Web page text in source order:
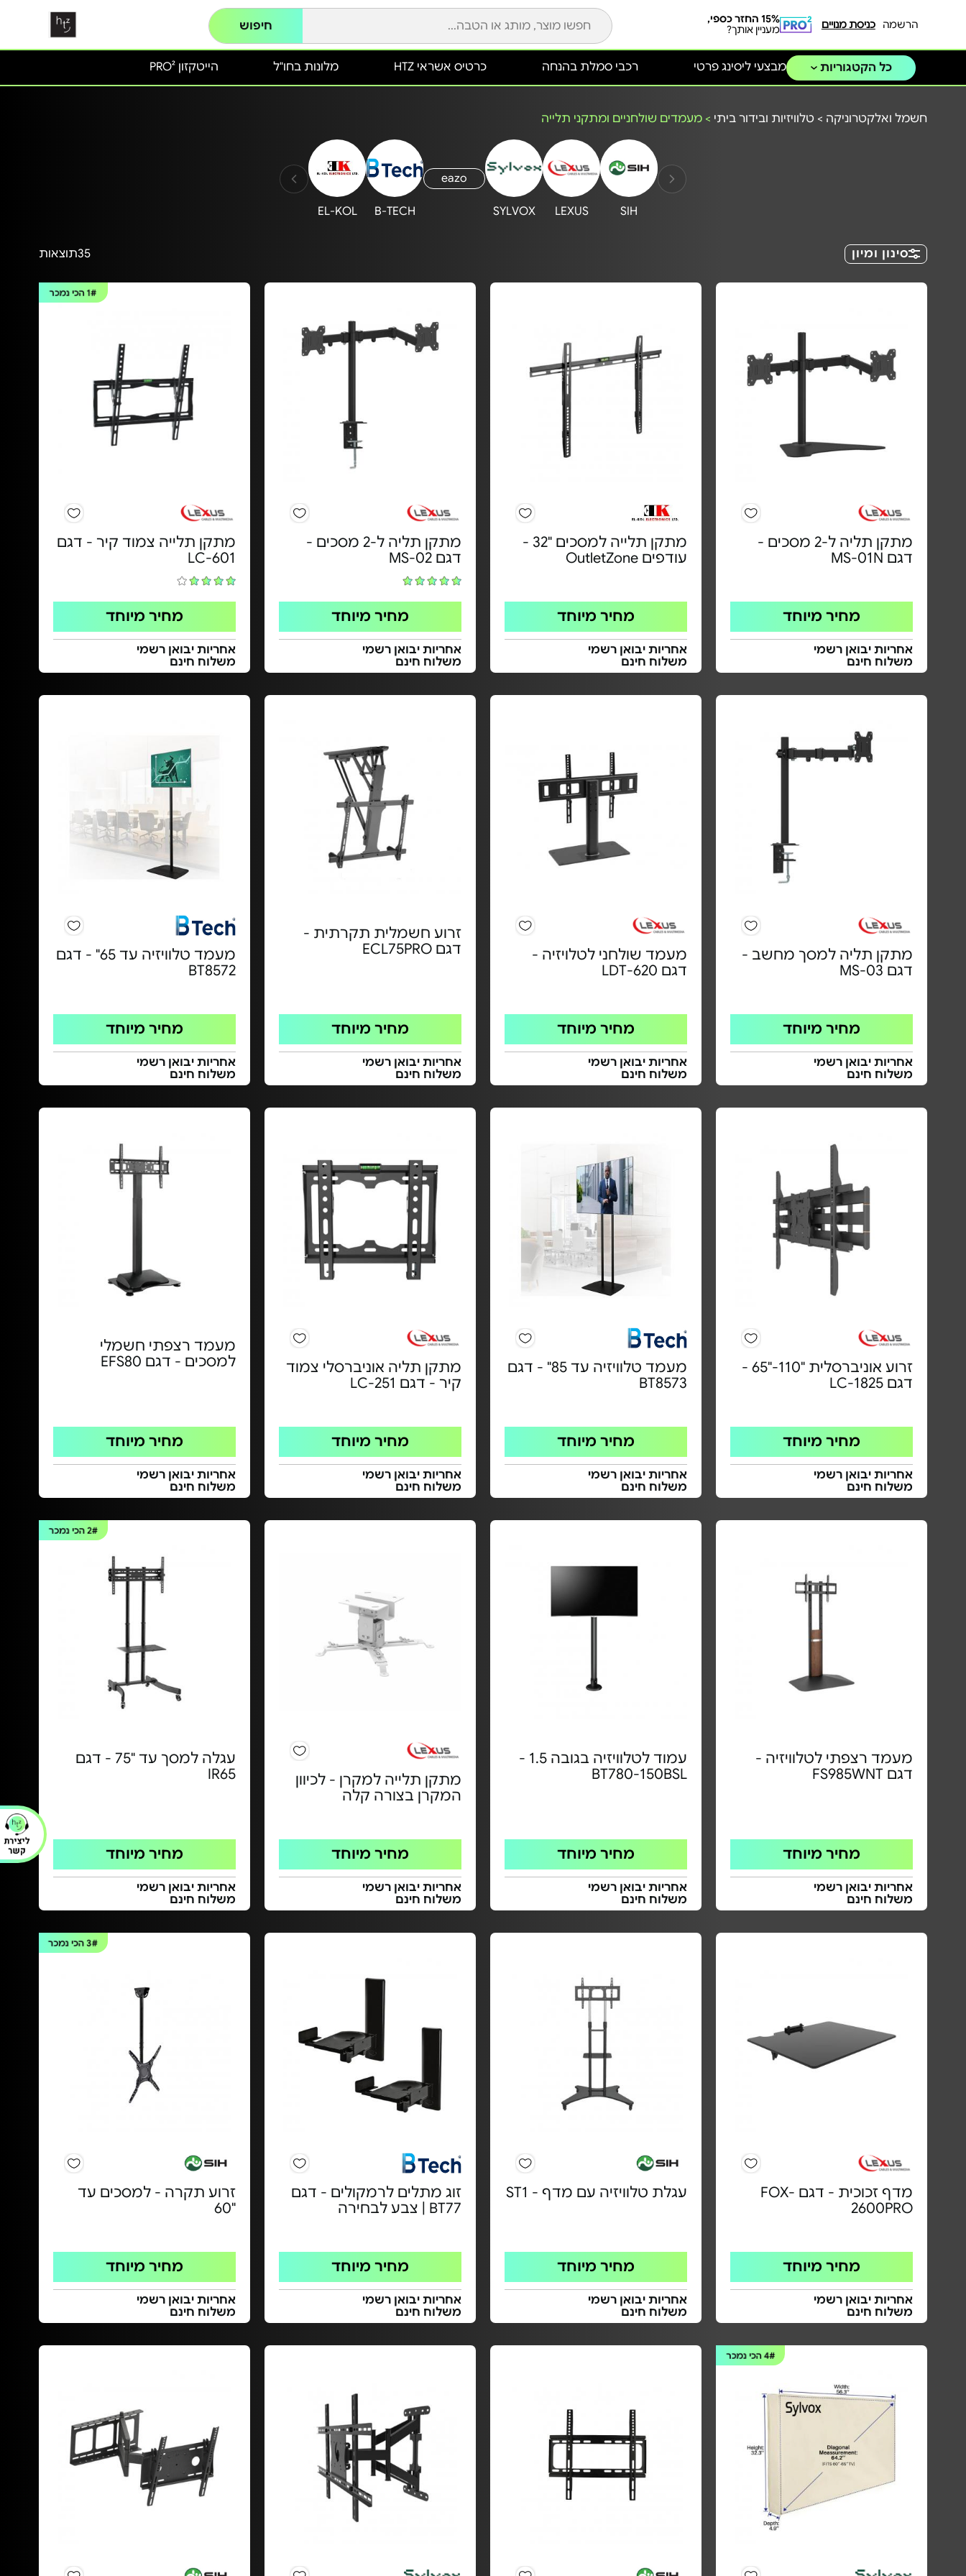
הרשמה כניסת מנויים
15% החזר כספי,
מעניין אותך?
חיפוש
כל הקטגוריות הייטקזון PRO² מלונות בחו"ל כרטיס אשראי HTZ מבצעי ליסינג פרטי רכבי סמלת בהנחה
חשמל ואלקטרוניקה > טלוויזיות ובידור ביתי > מעמדים שולחניים ומתקני תלייה
SIH
LEXUS
SYLVOX
eazo
B-TECH
EL-KOL
סינון ומיון 35תוצאות
מתקן תליה ל-2 מסכים -
דגם MS-01N
מחיר מיוחד
אחריות יבואן רשמי
משלוח חינם
מתקן תלייה למסכים "32 -
עודפים OutletZone
מחיר מיוחד
אחריות יבואן רשמי
משלוח חינם
מתקן תליה ל-2 מסכים -
דגם MS-02
מחיר מיוחד
אחריות יבואן רשמי
משלוח חינם
1#הכי נמכר
מתקן תלייה צמוד קיר - דגם
LC-601
מחיר מיוחד
אחריות יבואן רשמי
משלוח חינם
מתקן תליה למסך מחשב -
דגם MS-03
מחיר מיוחד
אחריות יבואן רשמי
משלוח חינם
מעמד שולחני לטלויזיה -
דגם LDT-620
מחיר מיוחד
אחריות יבואן רשמי
משלוח חינם
זרוע חשמלית תקרתית -
דגם ECL75PRO
מחיר מיוחד
אחריות יבואן רשמי
משלוח חינם
מעמד טלוויזיה עד 65" - דגם
BT8572
מחיר מיוחד
אחריות יבואן רשמי
משלוח חינם
זרוע אוניברסלית "110-"65 -
דגם LC-1825
מחיר מיוחד
אחריות יבואן רשמי
משלוח חינם
מעמד טלוויזיה עד 85" - דגם
BT8573
מחיר מיוחד
אחריות יבואן רשמי
משלוח חינם
מתקן תליה אוניברסלי צמוד
קיר - דגם LC-251
מחיר מיוחד
אחריות יבואן רשמי
משלוח חינם
מעמד רצפתי חשמלי
למסכים - דגם EFS80
מחיר מיוחד
אחריות יבואן רשמי
משלוח חינם
מעמד רצפתי לטלוויזיה -
דגם FS985WNT
מחיר מיוחד
אחריות יבואן רשמי
משלוח חינם
עמוד לטלוויזיה בגובה 1.5 -
BT780-150BSL
מחיר מיוחד
אחריות יבואן רשמי
משלוח חינם
מתקן תלייה למקרן - לכיוון
המקרן בצורה קלה
מחיר מיוחד
אחריות יבואן רשמי
משלוח חינם
2#הכי נמכר
עגלה למסך עד "75 - דגם
IR65
מחיר מיוחד
אחריות יבואן רשמי
משלוח חינם
מדף זכוכית - דגם FOX-
2600PRO
מחיר מיוחד
אחריות יבואן רשמי
משלוח חינם
עגלת טלוויזיה עם מדף - ST1
מחיר מיוחד
אחריות יבואן רשמי
משלוח חינם
זוג מתלים לרמקולים - דגם
BT77 | צבע לבחירה
מחיר מיוחד
אחריות יבואן רשמי
משלוח חינם
3#הכי נמכר
זרוע תקרה - למסכים עד
"60
מחיר מיוחד
אחריות יבואן רשמי
משלוח חינם
4#הכי נמכר